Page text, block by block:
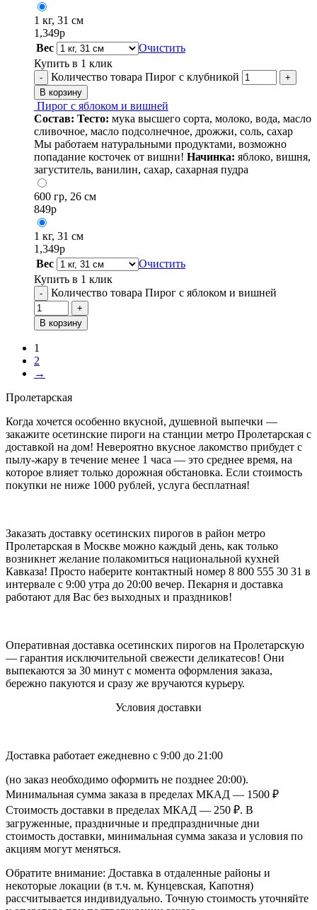
1 кг, 31 см
1,349р
Вес
Очистить
Купить в 1 клик
- Количество товара Пирог с клубникой
+
В корзину
Пирог с яблоком и вишней
Состав: Тесто: мука высшего сорта, молоко, вода, масло
сливочное, масло подсолнечное, дрожжи, соль, сахар
Мы работаем натуральными продуктами, возможно
попадание косточек от вишни! Начинка: яблоко, вишня,
загуститель, ванилин, сахар, сахарная пудра
600 гр, 26 см
849р
1 кг, 31 см
1,349р
Вес
Очистить
Купить в 1 клик
- Количество товара Пирог с яблоком и вишней
+
В корзину
1
2
→
Пролетарская
Когда хочется особенно вкусной, душевной выпечки —
закажите осетинские пироги на станции метро Пролетарская с
доставкой на дом! Невероятно вкусное лакомство прибудет с
пылу-жару в течение менее 1 часа — это среднее время, на
которое влияет только дорожная обстановка. Если стоимость
покупки не ниже 1000 рублей, услуга бесплатная!
Заказать доставку осетинских пирогов в район метро
Пролетарская в Москве можно каждый день, как только
возникнет желание полакомиться национальной кухней
Кавказа! Просто наберите контактный номер 8 800 555 30 31 в
интервале с 9:00 утра до 20:00 вечер. Пекарня и доставка
работают для Вас без выходных и праздников!
Оперативная доставка осетинских пирогов на Пролетарскую
— гарантия исключительной свежести деликатесов! Они
выпекаются за 30 минут с момента оформления заказа,
бережно пакуются и сразу же вручаются курьеру.
Условия доставки
Доставка работает ежедневно с 9:00 до 21:00
(но заказ необходимо оформить не позднее 20:00).
Минимальная сумма заказа в пределах МКАД — 1500 ₽
Стоимость доставки в пределах МКАД — 250 ₽. В
загруженные, праздничные и предпраздничные дни
стоимость доставки, минимальная сумма заказа и условия по
акциям могут меняться.
Обратите внимание: Доставка в отдаленные районы и
некоторые локации (в т.ч. м. Кунцевская, Капотня)
рассчитывается индивидуально. Точную стоимость уточняйте